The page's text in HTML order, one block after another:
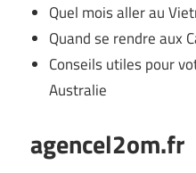
Quel mois aller au
Quand se rendre aux
Conseils utiles pour
Australie
agencel2om.fr